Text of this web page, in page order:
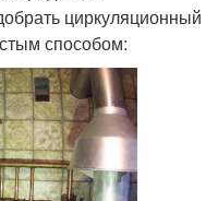
циркуляционный
способом: